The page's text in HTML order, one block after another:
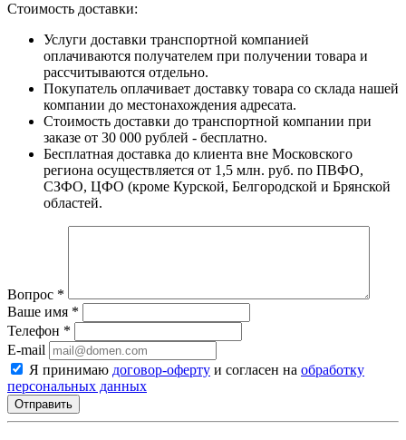
Стоимость доставки:
Услуги доставки транспортной компанией
оплачиваются получателем при получении товара и
рассчитываются отдельно.
Покупатель оплачивает доставку товара со склада нашей
компании до местонахождения адресата.
Стоимость доставки до транспортной компании при
заказе от 30 000 рублей - бесплатно.
Бесплатная доставка до клиента вне Московского
региона осуществляется от 1,5 млн. руб. по ПВФО,
СЗФО, ЦФО (кроме Курской, Белгородской и Брянской
областей.
Вопрос *
Ваше имя *
Телефон *
E-mail
Я принимаю договор-оферту и согласен на обработку
персональных данных